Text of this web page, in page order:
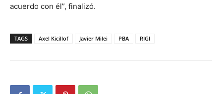
acuerdo con él”, finalizó.
TAGS Axel Kicillof Javier Milei PBA RIGI